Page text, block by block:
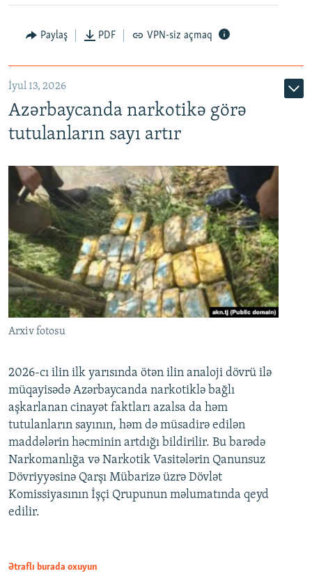
Paylaş PDF VPN-siz açmaq
İyul 13, 2026
Azərbaycanda narkotikə görə
tutulanların sayı artır
Arxiv fotosu
2026-cı ilin ilk yarısında ötən ilin analoji dövrü ilə
müqayisədə Azərbaycanda narkotiklə bağlı
aşkarlanan cinayət faktları azalsa da həm
tutulanların sayının, həm də müsadirə edilən
maddələrin həcminin artdığı bildirilir. Bu barədə
Narkomanlığa və Narkotik Vasitələrin Qanunsuz
Dövriyyəsinə Qarşı Mübarizə üzrə Dövlət
Komissiyasının İşçi Qrupunun məlumatında qeyd
edilir.
Ətraflı burada oxuyun